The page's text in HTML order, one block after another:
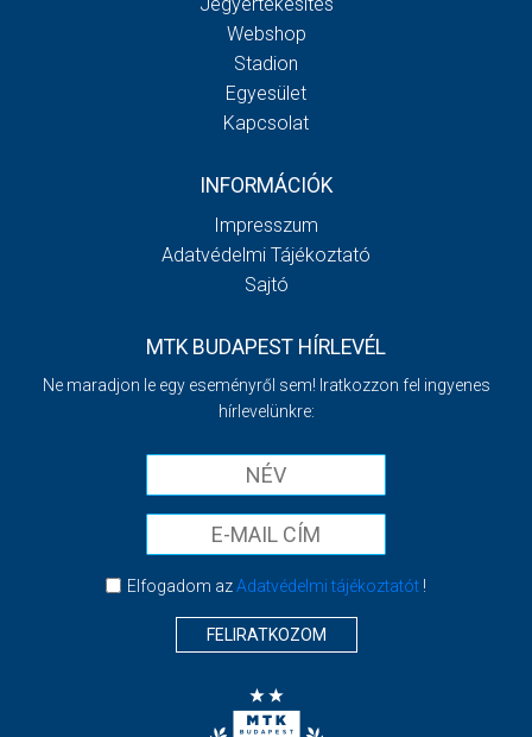
Jegyértékesítés
Webshop
Stadion
Egyesület
Kapcsolat
INFORMÁCIÓK
Impresszum
Adatvédelmi Tájékoztató
Sajtó
MTK BUDAPEST HÍRLEVÉL
Ne maradjon le egy eseményről sem! Iratkozzon fel ingyenes
hírlevelünkre:
Elfogadom azAdatvédelmi tájékoztatót!
FELIRATKOZOM